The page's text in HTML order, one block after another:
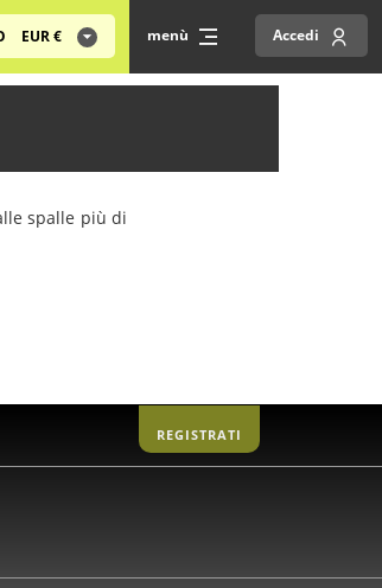
menù Accedi
EUR€
spalle più di
REGISTRATI